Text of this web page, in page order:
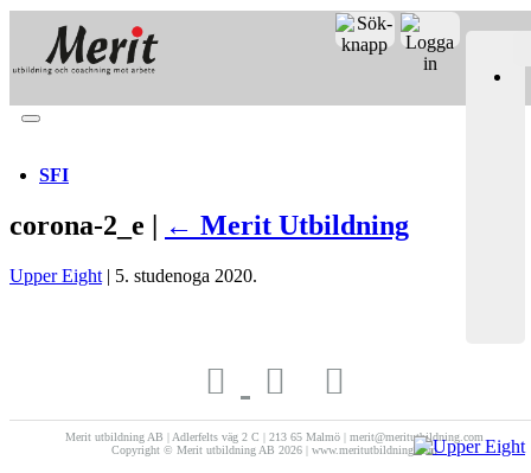
Fronter
Registrera CV
SFI
corona-2_e | ← Merit Utbildning
Upper Eight | 5. studenoga 2020.
Merit utbildning AB | Adlerfelts väg 2 C | 213 65 Malmö | merit@meritutbildning.com
Copyright © Merit utbildning AB 2026 | www.meritutbildning.com